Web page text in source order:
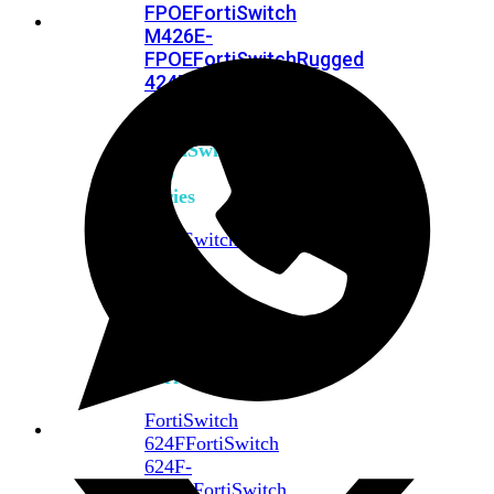
FPOEFortiSwitch
M426E-
FPOEFortiSwitchRugged
424F-
POE
FortiSwitch
500
Series
FortiSwitch
Series
FortiSwitch
624FFortiSwitch
624F-
FPOEFortiSwitch